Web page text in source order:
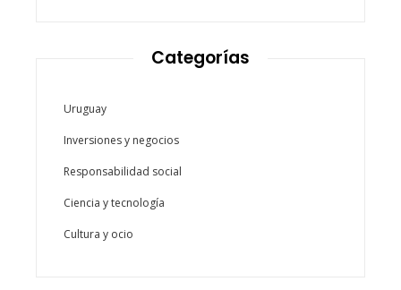
Categorías
Uruguay
Inversiones y negocios
Responsabilidad social
Ciencia y tecnología
Cultura y ocio